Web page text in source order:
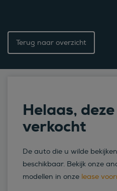
Terug naar overzicht
Helaas,
verkocht
De auto die u wilde
beschikbaar. Bekijk onze
modellen in onze lease